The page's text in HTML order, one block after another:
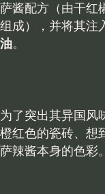
萨酱配方（由干红
组成），并将其注
油。
为了突出其异国风
橙红色的瓷砖、想
萨辣酱本身的色彩。